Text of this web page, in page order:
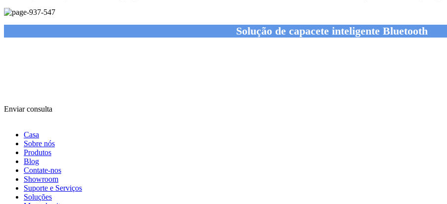
Solução de capacete inteligente Bluetooth
Enviar consulta
Casa
Sobre nós
Produtos
Blog
Contate-nos
Showroom
Suporte e Serviços
Soluções